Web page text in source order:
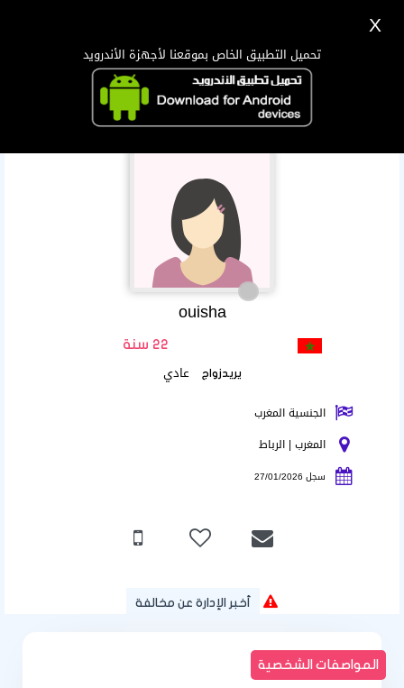
ouisha
22 سنة
يريدزواج عادي
الجنسية المغرب
المغرب | الرباط
سجل 27/01/2026
أخبر الإدارة عن مخالفة
المواصفات الشخصية
X
تحميل التطبيق الخاص بموقعنا لأجهزة الأندرويد